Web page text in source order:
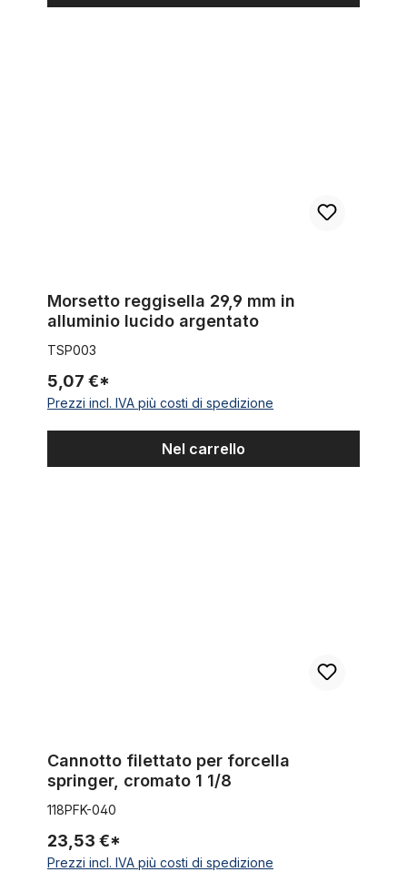
Morsetto reggisella 29,9 mm in
alluminio lucido argentato
TSP003
5,07 €*
Prezzi incl. IVA più costi di spedizione
Nel carrello
Cannotto filettato per forcella
springer, cromato 1 1/8
118PFK-040
23,53 €*
Prezzi incl. IVA più costi di spedizione